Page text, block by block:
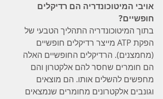
אויבי המיטוכונדריה הם רדיקלים
חופשיים?
בתוך המיטוכונדריה התהליך הטבעי של
הפקת ATP מייצר רדיקלים חופשיים
(מחמצנים). הרדיקלים החופשיים האלה
הם חומרים שחסר להם אלקטרון והם
מחפשים להשלים אותו. הם מוצאים
וגונבים אלקטרונים מחומרים שנמצאים